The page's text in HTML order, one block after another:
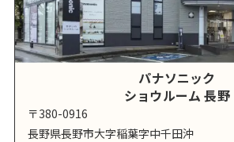
パナソニック
ショウルーム 長野
〒380-0916
長野県長野市大字稲葉字中千田沖